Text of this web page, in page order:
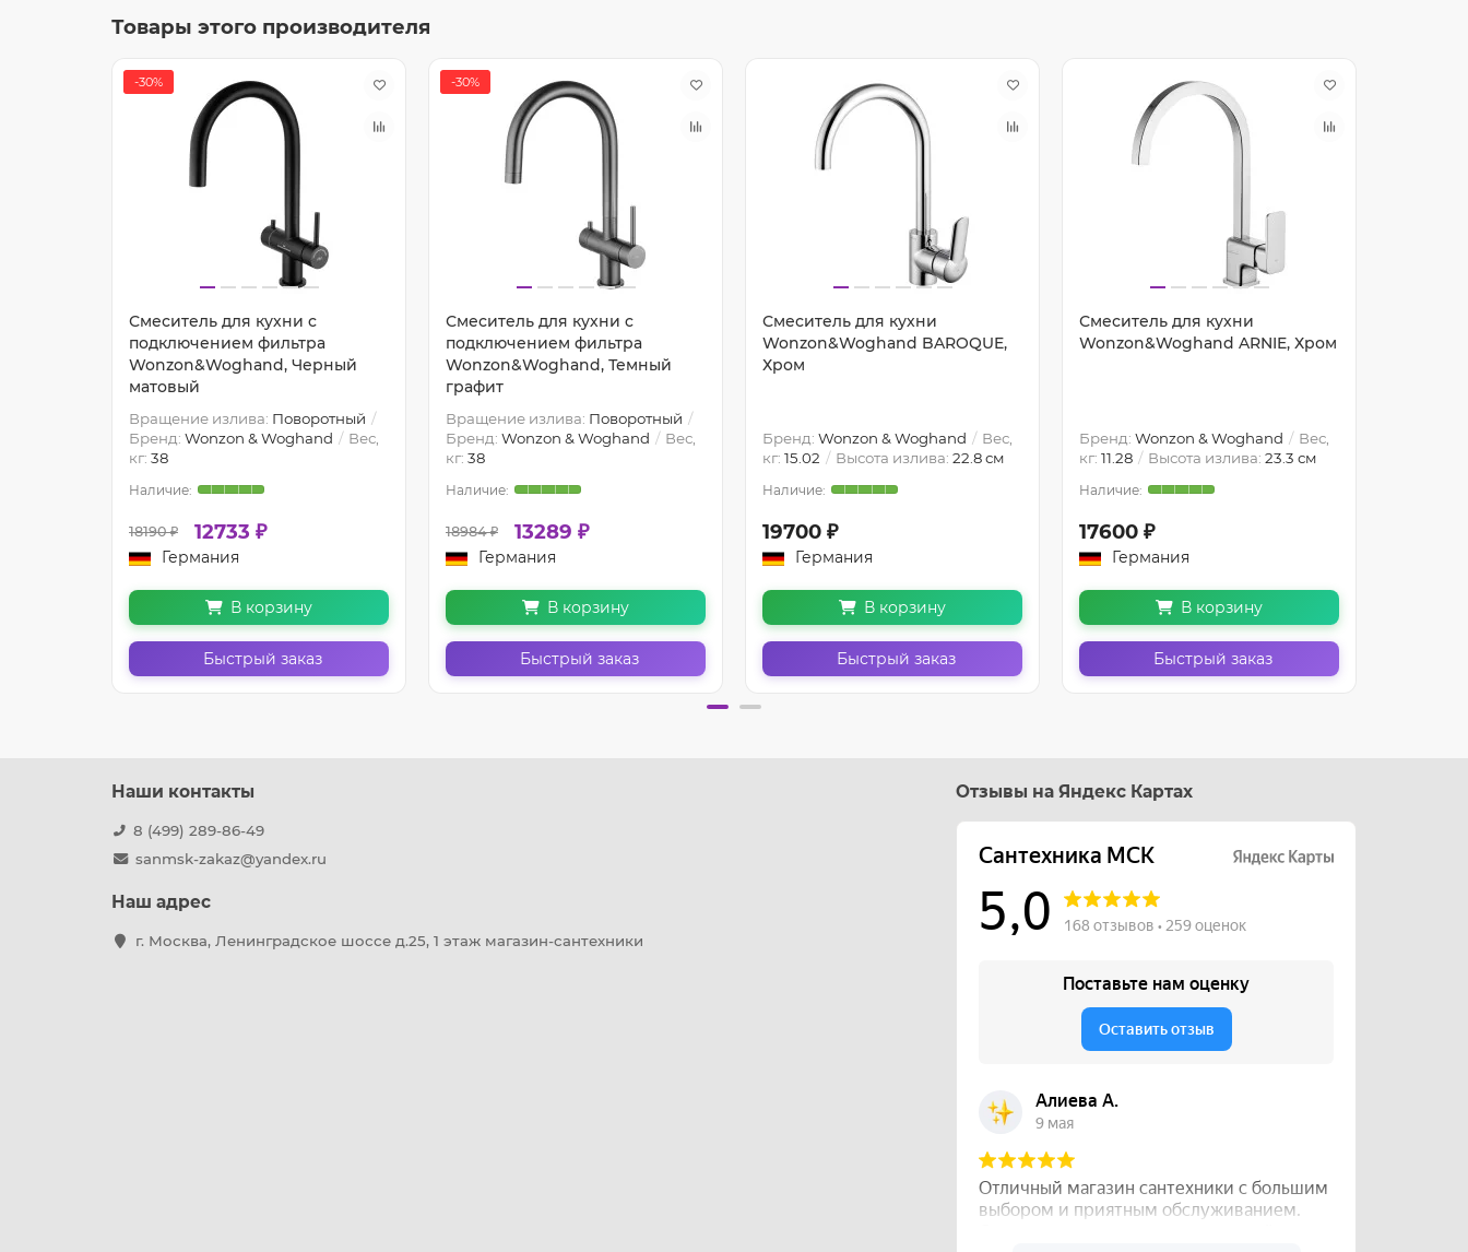
Товары этого производителя
-30%
Смеситель для кухни c
подключением фильтра
Wonzon&Woghand, Черный
матовый
Вращение излива: Поворотный
Бренд: Wonzon & Woghand
Вес,
кг: 38
18190 ₽ 12733 ₽
Германия
В корзину
Быстрый заказ
-30%
Смеситель для кухни c
подключением фильтра
Wonzon&Woghand, Темный
графит
Вращение излива: Поворотный
Бренд: Wonzon & Woghand
Вес,
кг: 38
18984 ₽ 13289 ₽
Германия
В корзину
Быстрый заказ
Смеситель для кухни
Wonzon&Woghand BAROQUE,
Хром
Бренд: Wonzon & Woghand
Вес,
кг: 15.02 Высота излива: 22.8 см
19700 ₽
Германия
В корзину
Быстрый заказ
Смеситель для кухни
Wonzon&Woghand ARNIE, Хром
Бренд: Wonzon & Woghand
Вес,
кг: 11.28 Высота излива: 23.3 см
17600 ₽
Германия
В корзину
Быстрый заказ
Наши контакты
8 (499) 289-86-49
sanmsk-zakaz@yandex.ru
Наш адрес
г. Москва, Ленинградское шоссе д.25, 1 этаж магазин-сантехники
Отзывы на Яндекс Картах